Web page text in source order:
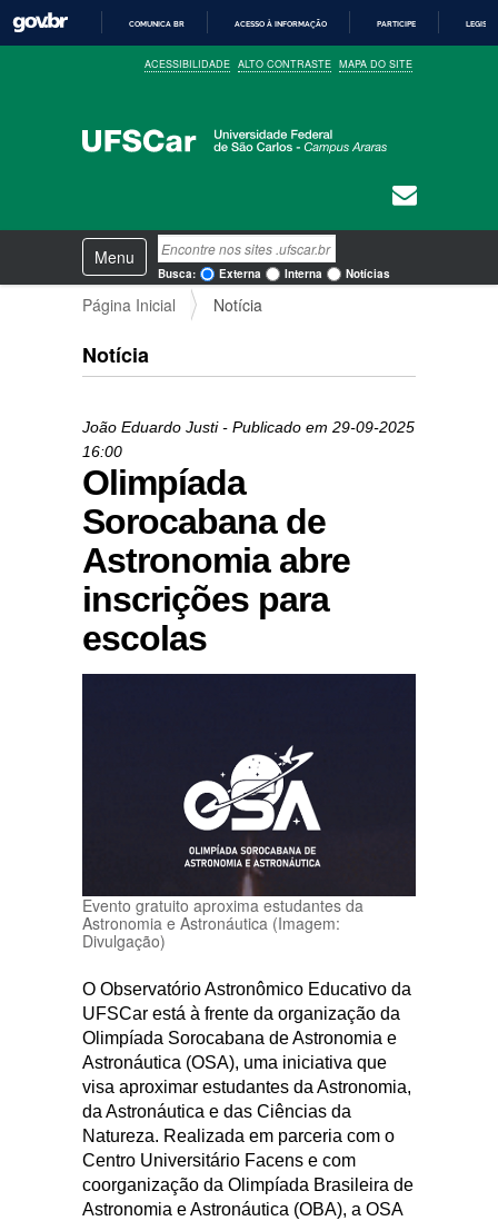
R
A
O
D
O
COMUNICA BR ACESSO À INFORMAÇÃO PARTICIPE
ACESSIBILIDADE ALTO CONTRASTE MAPA DO SITE
Busca
Busca Avançada…
Busca: Externa Interna Notícias
v
Toggle navigation
Página Inicial Notícia
Notícia
João Eduardo Justi - Publicado em 29-09-2025
16:00
Olimpíada
Sorocabana de
Astronomia abre
inscrições para
escolas
Evento gratuito aproxima estudantes da
Astronomia e Astronáutica (Imagem:
Divulgação)
O Observatório Astronômico Educativo da
UFSCar está à frente da organização da
Olimpíada Sorocabana de Astronomia e
Astronáutica (OSA), uma iniciativa que
visa aproximar estudantes da Astronomia,
da Astronáutica e das Ciências da
Natureza. Realizada em parceria com o
Centro Universitário Facens e com
coorganização da Olimpíada Brasileira de
Astronomia e Astronáutica (OBA), a OSA